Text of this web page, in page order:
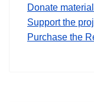
Donate
Support the
Purchase the